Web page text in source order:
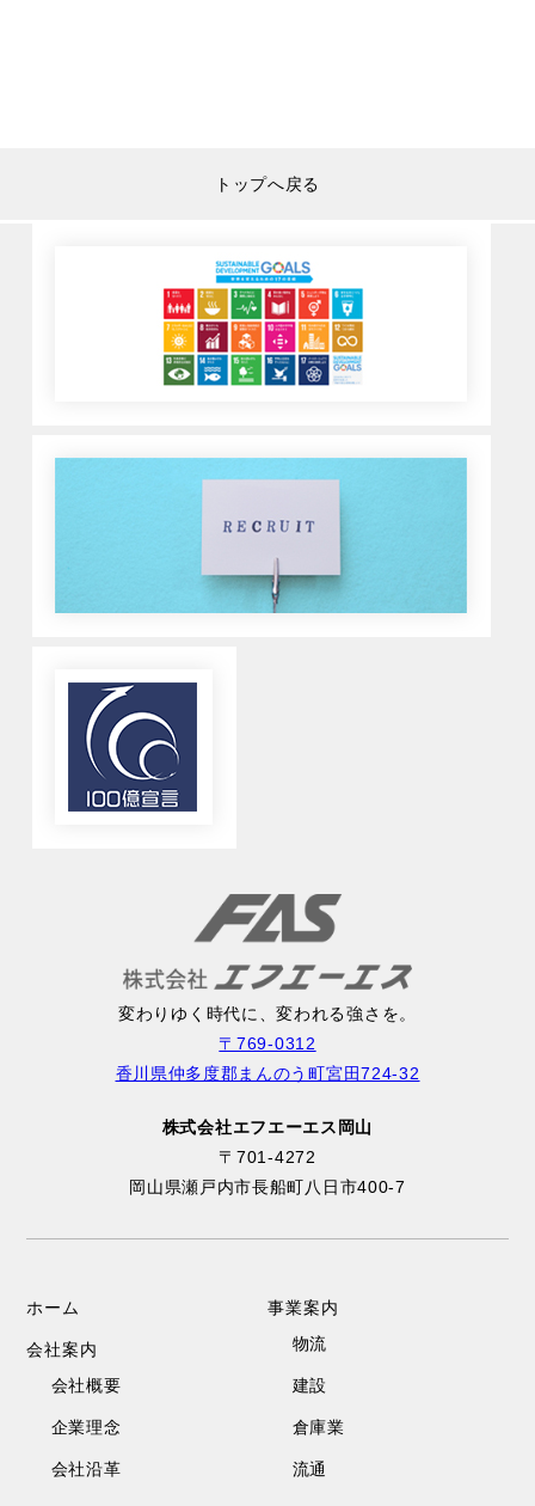
トップへ戻る
変わりゆく時代に、変われる強さを。
〒769-0312
香川県仲多度郡まんのう町宮田724-32
株式会社エフエーエス岡山
〒701-4272
岡山県瀬戸内市長船町八日市400-7
ホーム
会社案内
会社概要
企業理念
会社沿革
事業案内
物流
建設
倉庫業
流通